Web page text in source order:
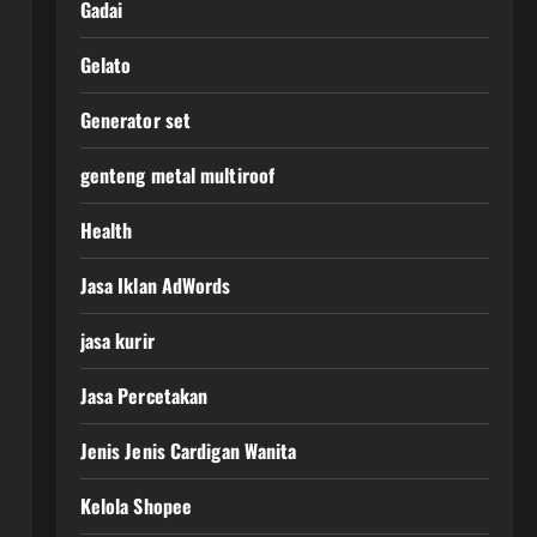
Gadai
Gelato
Generator set
genteng metal multiroof
Health
Jasa Iklan AdWords
jasa kurir
Jasa Percetakan
Jenis Jenis Cardigan Wanita
Kelola Shopee